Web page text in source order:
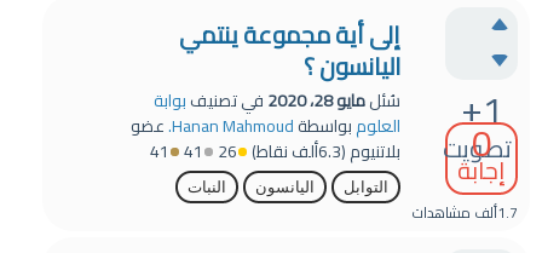
+1
تصويت
0
إجابة
1.7ألف مشاهدات
إلى أية مجموعة ينتمي
اليانسون ؟
سُئلمايو 28، 2020 في تصنيفبوابة
العلومبواسطةHanan Mahmoud. عضو
بلاتنيوم(6.3ألف نقاط) 26
41
41
التوابل اليانسون النبات